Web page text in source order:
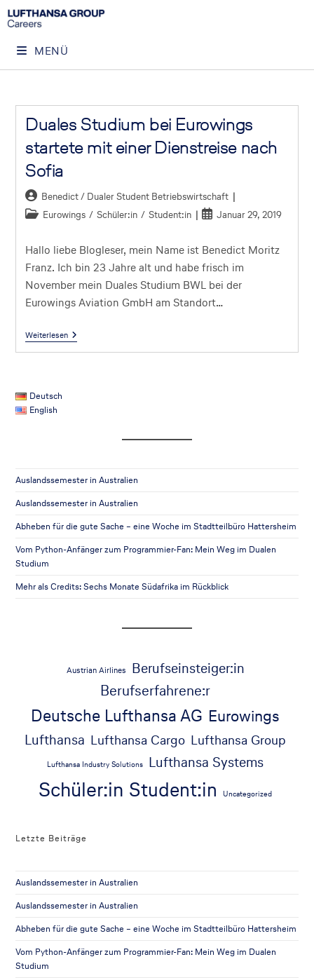
MENÜ
Duales Studium bei Eurowings
startete mit einer Dienstreise nach
Sofia
Benedict / Dualer Student Betriebswirtschaft
Eurowings / Schüler:in / Student:in Januar 29, 2019
Hallo liebe Blogleser, mein Name ist Benedict Moritz
Franz. Ich bin 23 Jahre alt und habe frisch im
November mein Duales Studium BWL bei der
Eurowings Aviation GmbH am Standort…
Weiterlesen
Deutsch
English
Auslandssemester in Australien
Auslandssemester in Australien
Abheben für die gute Sache – eine Woche im Stadtteilbüro Hattersheim
Vom Python-Anfänger zum Programmier-Fan: Mein Weg im Dualen
Studium
Mehr als Credits: Sechs Monate Südafrika im Rückblick
Austrian Airlines Berufseinsteiger:in
Berufserfahrene:r
Deutsche Lufthansa AG Eurowings
Lufthansa Lufthansa Cargo Lufthansa Group
Lufthansa Industry Solutions Lufthansa Systems
Schüler:in Student:in Uncategorized
Letzte Beiträge
Auslandssemester in Australien
Auslandssemester in Australien
Abheben für die gute Sache – eine Woche im Stadtteilbüro Hattersheim
Vom Python-Anfänger zum Programmier-Fan: Mein Weg im Dualen
Studium